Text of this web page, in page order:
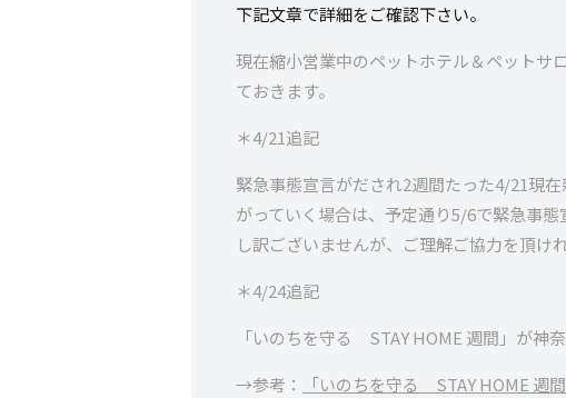
下記文章で詳細をご確認下さい。
現在縮小営業中のペットホテル＆ペットサ
ておきます。
＊4/21追記
緊急事態宣言がだされ2週間たった4/21現
がっていく場合は、予定通り5/6で緊急事
し訳ございませんが、ご理解ご協力を頂け
＊4/24追記
「いのちを守る STAY HOME 週間」が神
→参考：
「いのちを守る STAY HOME 週